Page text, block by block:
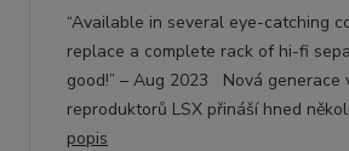
“Available in several eye-catching
replace a complete rack of hi-fi
good!” – Aug 2023​ ​ Nová
reproduktorů LSX přináší hned
popis